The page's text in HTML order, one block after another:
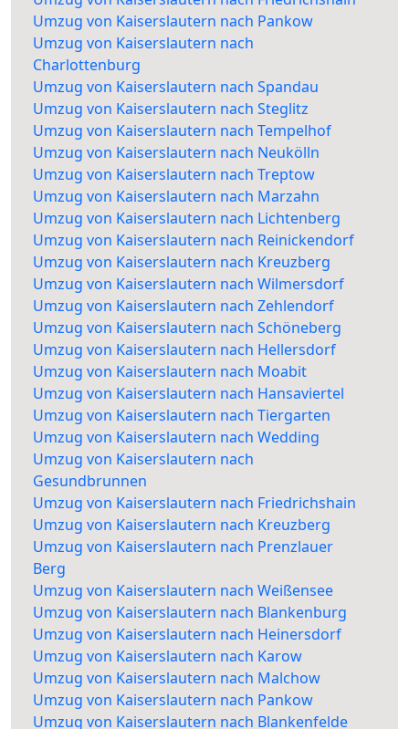
Umzug von Kaiserslautern nach Pankow
Umzug von Kaiserslautern nach
Charlottenburg
Umzug von Kaiserslautern nach Spandau
Umzug von Kaiserslautern nach Steglitz
Umzug von Kaiserslautern nach Tempelhof
Umzug von Kaiserslautern nach Neukölln
Umzug von Kaiserslautern nach Treptow
Umzug von Kaiserslautern nach Marzahn
Umzug von Kaiserslautern nach Lichtenberg
Umzug von Kaiserslautern nach Reinickendorf
Umzug von Kaiserslautern nach Kreuzberg
Umzug von Kaiserslautern nach Wilmersdorf
Umzug von Kaiserslautern nach Zehlendorf
Umzug von Kaiserslautern nach Schöneberg
Umzug von Kaiserslautern nach Hellersdorf
Umzug von Kaiserslautern nach Moabit
Umzug von Kaiserslautern nach Hansaviertel
Umzug von Kaiserslautern nach Tiergarten
Umzug von Kaiserslautern nach Wedding
Umzug von Kaiserslautern nach
Gesundbrunnen
Umzug von Kaiserslautern nach Friedrichshain
Umzug von Kaiserslautern nach Kreuzberg
Umzug von Kaiserslautern nach Prenzlauer
Berg
Umzug von Kaiserslautern nach Weißensee
Umzug von Kaiserslautern nach Blankenburg
Umzug von Kaiserslautern nach Heinersdorf
Umzug von Kaiserslautern nach Karow
Umzug von Kaiserslautern nach Malchow
Umzug von Kaiserslautern nach Pankow
Umzug von Kaiserslautern nach Blankenfelde